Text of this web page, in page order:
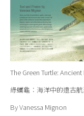
The Green Turtle:
綠蠵龜：海洋中的遠古
By Vanessa Mignon